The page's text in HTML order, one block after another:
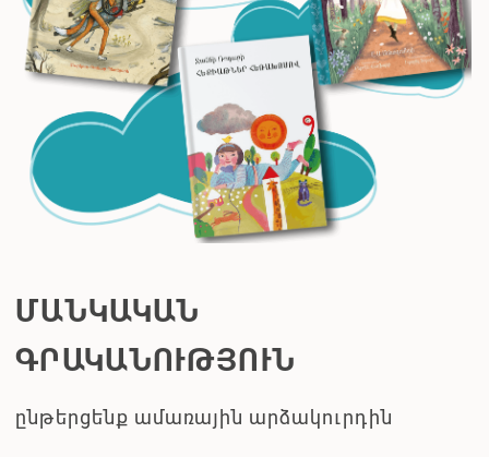
ՄԱՆԿԱԿԱՆ
ԳՐԱԿԱՆՈՒԹՅՈՒՆ
ընթերցենք ամառային արձակուրդին